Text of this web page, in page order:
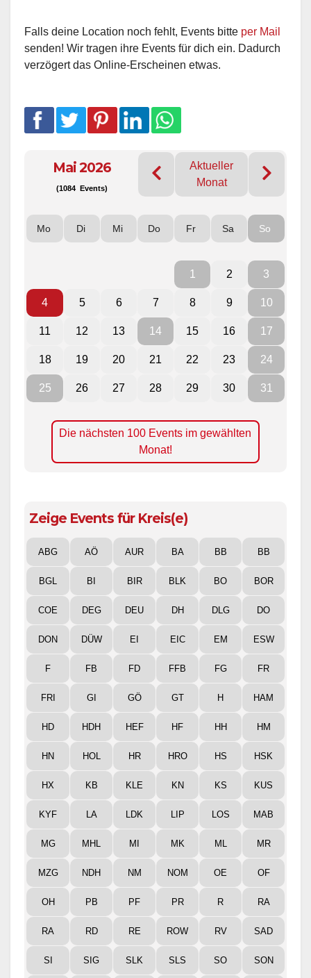
Falls deine Location noch fehlt, Events bitte per Mail
senden! Wir tragen ihre Events für dich ein. Dadurch
verzögert das Online-Erscheinen etwas.
Mai 2026
(1084 Events)
Aktueller
Monat
Mo Di Mi Do Fr Sa So
1 2 3
4 5 6 7 8 9 10
11 12 13 14 15 16 17
18 19 20 21 22 23 24
25 26 27 28 29 30 31
Die nächsten 100 Events im gewählten
Monat!
Zeige Events für Kreis(e)
ABG AÖ AUR BA BB BB
BGL BI BIR BLK BO BOR
COE DEG DEU DH DLG DO
DON DÜW EI EIC EM ESW
F FB FD FFB FG FR
FRI GI GÖ GT H HAM
HD HDH HEF HF HH HM
HN HOL HR HRO HS HSK
HX KB KLE KN KS KUS
KYF LA LDK LIP LOS MAB
MG MHL MI MK ML MR
MZG NDH NM NOM OE OF
OH PB PF PR R RA
RA RD RE ROW RV SAD
SI SIG SLK SLS SO SON